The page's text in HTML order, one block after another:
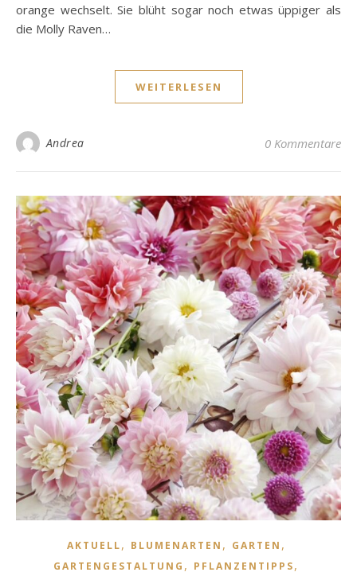
orange wechselt. Sie blüht sogar noch etwas üppiger als
die Molly Raven…
WEITERLESEN
Andrea 0 Kommentare
AKTUELL, BLUMENARTEN , GARTEN ,
GARTENGESTALTUNG , PFLANZENTIPPS,